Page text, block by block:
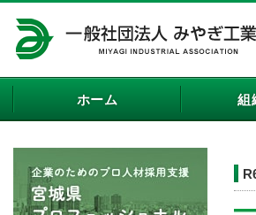
ホーム 組